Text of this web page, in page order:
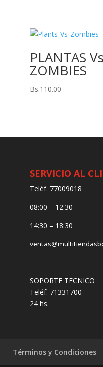
PLANTAS Vs
ZOMBIES
Bs.110.00
SERVICIO AL
Teléf. 77009018
08:00 – 12:30
14:30 – 18:30
SOPORTE TECNICO
Teléf. 71331700
24 hs.
Términos y Condiciones